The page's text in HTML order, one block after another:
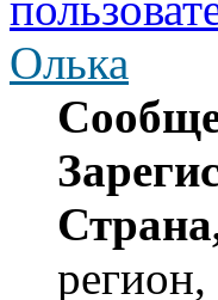
Олька